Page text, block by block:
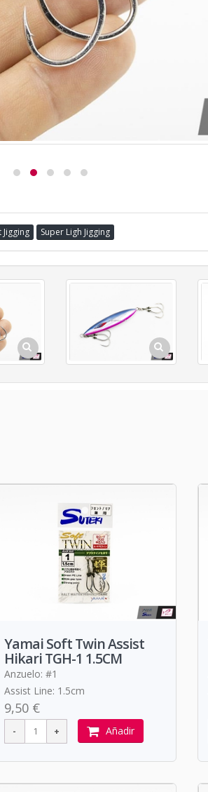
Jigging Super Ligh Jigging
Yamai Soft Twin Assist
Hikari TGH-1 1.5CM
Anzuelo: #1
Assist Line: 1.5cm
9,50 €
Añadir